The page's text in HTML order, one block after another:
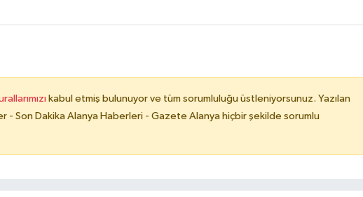
kabul etmiş bulunuyor ve tüm sorumluluğu üstleniyorsunuz. Yazılan
- Son Dakika Alanya Haberleri - Gazete Alanya hiçbir şekilde sorumlu